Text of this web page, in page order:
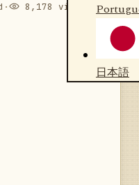
日本語
· 8,178 views